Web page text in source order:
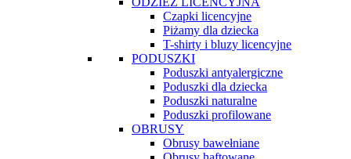
Czapki licencyjne
Piżamy dla dziecka
T-shirty i bluzy licencyjne
PODUSZKI
Poduszki antyalergiczne
Poduszki dla dziecka
Poduszki naturalne
Poduszki profilowane
OBRUSY
Obrusy bawełniane